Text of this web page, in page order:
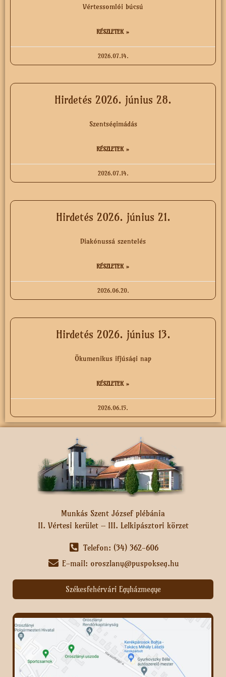
Vértessomlói búcsú
RÉSZLETEK »
2026.07.14.
Hirdetés 2026. június 28.
Szentségimádás
RÉSZLETEK »
2026.07.14.
Hirdetés 2026. június 21.
Diakónussá szentelés
RÉSZLETEK »
2026.06.20.
Hirdetés 2026. június 13.
Ökumenikus ifjúsági nap
RÉSZLETEK »
2026.06.15.
Munkás Szent József plébánia
II. Vértesi kerület – III. Lelkipásztori körzet
Telefon: (34) 362-606
E-mail: oroszlany@puspokseg.hu
Székesfehérvári Egyházmegye